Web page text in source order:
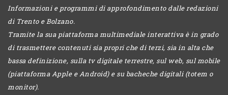
Informazioni e programmi di approfondimento dalle redazioni
di Trento e Bolzano.
Tramite la sua piattaforma multimediale interattiva è in grado
di trasmettere contenuti sia propri che di terzi, sia in alta che
bassa definizione, sulla tv digitale terrestre, sul web, sul mobile
(piattaforma Apple e Android) e su bacheche digitali (totem o
monitor).